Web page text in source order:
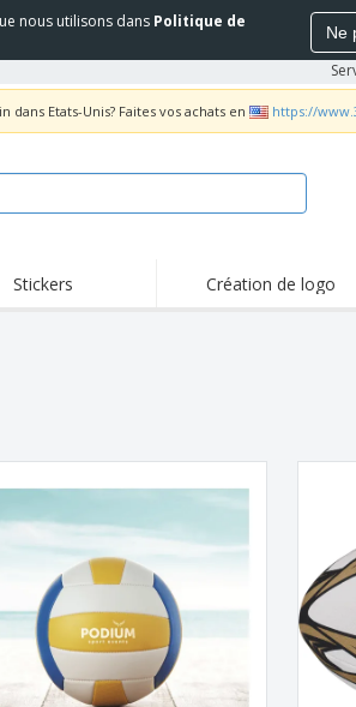
nous utilisons dans Politique de
Ne
dans Etats-Unis? Faites vos achats en https://
Stickers Création de logo